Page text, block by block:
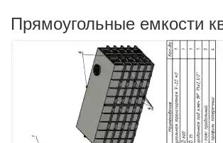
Прямоугольные емкости